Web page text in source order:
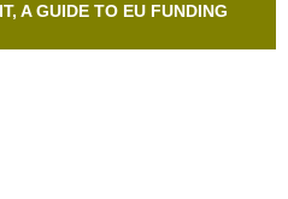
A GUIDE TO EU FUNDING